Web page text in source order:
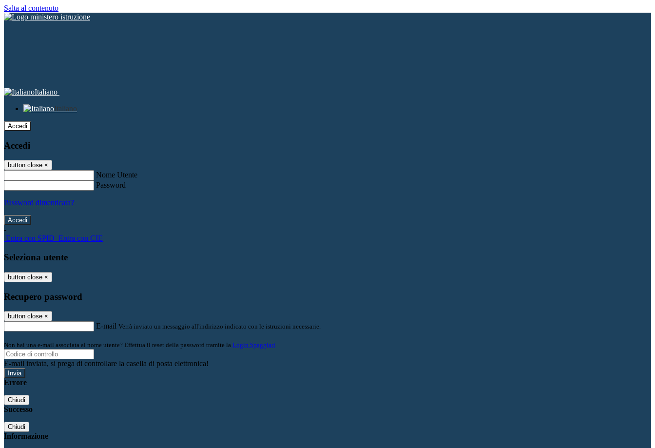
Salta al contenuto
Italiano
Italiano
Accedi
Accedi
button close ×
Nome Utente
Password
Password dimenticata?
-
Entra con SPID Entra con CIE
Seleziona utente
button close ×
Recupero password
button close ×
E-mail Verrà inviato un messaggio all'indirizzo indicato con le istruzioni necessarie.
Non hai una e-mail associata al nome utente? Effettua il reset della password tramite la Login Spaggiari
E-mail inviata, si prega di controllare la casella di posta elettronica!
Errore
Chiudi
Successo
Chiudi
Informazione